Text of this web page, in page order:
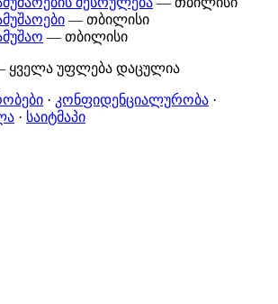
— თბილისი
— თბილისი
— ყველა უფლება დაცულია
· კონფიდენციალურობა ·
· საიტმაპი